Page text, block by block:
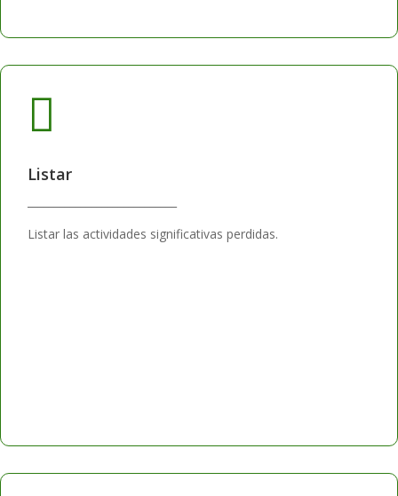

Listar
Listar las actividades significativas perdidas.